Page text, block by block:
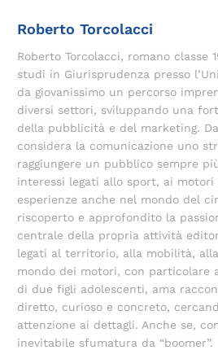
l
e
dI
n
a
m
Li
n
k
s
Roberto Torcolacci
Roberto Torcolacci, romano classe
studi in Giurisprudenza presso
da giovanissimo un percorso
diversi settori, sviluppando una
della pubblicità e del marketing.
considera la comunicazione uno
raggiungere un pubblico sempre
interessi legati allo sport, ai
esperienze anche nel mondo del
riscoperto e approfondito la
centrale della propria attività
legati al territorio, alla mobilità,
mondo dei motori, con particolare
di due figli adolescenti, ama
diretto, curioso e concreto,
attenzione ai dettagli. Anche se,
inevitabile sfumatura da “boomer”.